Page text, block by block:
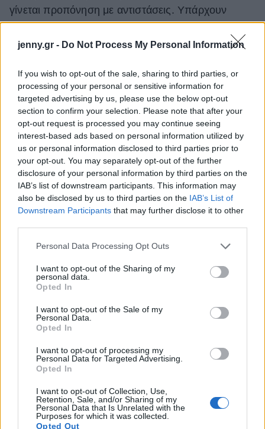
jenny.gr - Do Not Process My Personal Information
If you wish to opt-out of the sale, sharing to third parties, or
processing of your personal or sensitive information for
targeted advertising by us, please use the below opt-out
section to confirm your selection. Please note that after your
opt-out request is processed you may continue seeing
interest-based ads based on personal information utilized by
us or personal information disclosed to third parties prior to
your opt-out. You may separately opt-out of the further
disclosure of your personal information by third parties on the
IAB’s list of downstream participants. This information may
also be disclosed by us to third parties on the IAB’s List of
Downstream Participants that may further disclose it to other
Please note that this website/app uses one or more Google
not limited to your visit or usage behaviour. You may click to
grant or deny consent to Google and its third-party tags to
use your data for below specified purposes in below Google
consent section.
Personal Data Processing Opt Outs
I want to opt-out of the Sharing of my
personal data.
Opted In
I want to opt-out of the Sale of my
Personal Data.
Opted In
I want to opt-out of processing my
Personal Data for Targeted Advertising.
Opted In
I want to opt-out of Collection, Use,
Retention, Sale, and/or Sharing of my
Personal Data that Is Unrelated with the
Purposes for which it was collected.
Opted Out
γίνεται προπόνηση με αντιστάσεις. Υπάρχουν
ενδείξεις ότι η αυξημένη πρόσληψη πρωτεΐνης στις
μετεμμηνοπαυσιακές γυναίκες μπορεί να συμβάλει
πρωτεϊνούχο σνακ πριν τον ύπνο αποτελεί έναν
εύκολο τρόπο για να αυξήσετε τη συνολική
ημερήσια πρόσληψη πρωτεΐνης και ενδεχομένως
να κοιμηθείτε καλύτερα.
pexels
Βουρτσίστε τα δόντια σας